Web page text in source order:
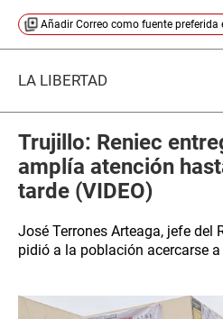
Añadir Correo como fuente preferida
LA LIBERTAD
Trujillo: Reniec
amplía atención
tarde (VIDEO)
José Terrones Arteaga, jefe del
pidió a la población acercarse a